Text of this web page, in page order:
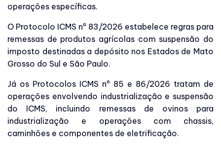
operações específicas.
O Protocolo ICMS nº 83/2026 estabelece regras para
remessas de produtos agrícolas com suspensão do
imposto destinadas a depósito nos Estados de Mato
Grosso do Sul e São Paulo.
Já os Protocolos ICMS nº 85 e 86/2026 tratam de
operações envolvendo industrialização e suspensão
do ICMS, incluindo remessas de ovinos para
industrialização e operações com chassis,
caminhões e componentes de eletrificação.